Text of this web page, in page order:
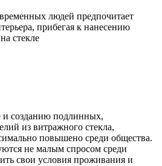
людей предпочитает
прибегая к нанесению
стекле
и созданию подлинных,
из витражного стекла,
повышено среди общества.
не малым спросом среди
свои условия проживания и